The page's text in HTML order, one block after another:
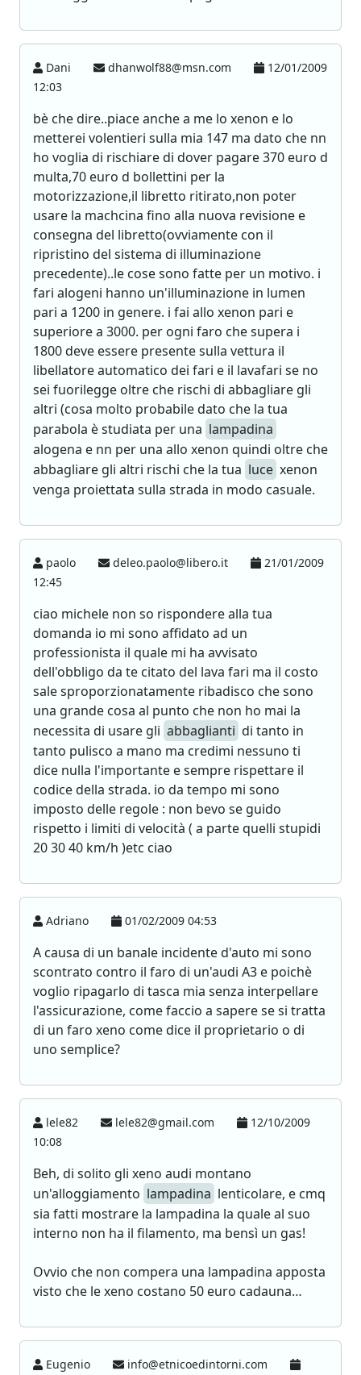
Dani dhanwolf88@msn.com
12/01/2009
12:03
bè che dire..piace anche a me lo xenon e lo
metterei volentieri sulla mia 147 ma dato che nn
ho voglia di rischiare di dover pagare 370 euro d
multa,70 euro d bollettini per la
motorizzazione,il libretto ritirato,non poter
usare la machcina fino alla nuova revisione e
consegna del libretto(ovviamente con il
ripristino del sistema di illuminazione
precedente)..le cose sono fatte per un motivo. i
fari alogeni hanno un'illuminazione in lumen
pari a 1200 in genere. i fai allo xenon pari e
superiore a 3000. per ogni faro che supera i
1800 deve essere presente sulla vettura il
libellatore automatico dei fari e il lavafari se no
sei fuorilegge oltre che rischi di abbagliare gli
altri (cosa molto probabile dato che la tua
parabola è studiata per una lampadina
alogena e nn per una allo xenon quindi oltre che
abbagliare gli altri rischi che la tua luce xenon
venga proiettata sulla strada in modo casuale.
paolo deleo.paolo@libero.it
21/01/2009
12:45
ciao michele non so rispondere alla tua
domanda io mi sono affidato ad un
professionista il quale mi ha avvisato
dell'obbligo da te citato del lava fari ma il costo
sale sproporzionatamente ribadisco che sono
una grande cosa al punto che non ho mai la
necessita di usare gli abbaglianti di tanto in
tanto pulisco a mano ma credimi nessuno ti
dice nulla l'importante e sempre rispettare il
codice della strada. io da tempo mi sono
imposto delle regole : non bevo se guido
rispetto i limiti di velocità ( a parte quelli stupidi
20 30 40 km/h )etc ciao
Adriano 01/02/2009 04:53
A causa di un banale incidente d'auto mi sono
scontrato contro il faro di un'audi A3 e poichè
voglio ripagarlo di tasca mia senza interpellare
l'assicurazione, come faccio a sapere se si tratta
di un faro xeno come dice il proprietario o di
uno semplice?
lele82 lele82@gmail.com
12/10/2009
10:08
Beh, di solito gli xeno audi montano
un'alloggiamento lampadina lenticolare, e cmq
sia fatti mostrare la lampadina la quale al suo
interno non ha il filamento, ma bensì un gas!
Ovvio che non compera una lampadina apposta
visto che le xeno costano 50 euro cadauna…
Eugenio
info@etnicoedintorni.com